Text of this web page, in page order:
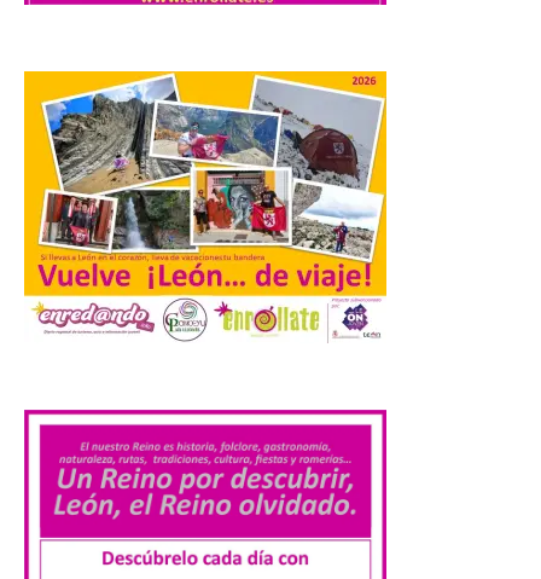
facilitar la movilidad
durante el eclipse total de
Sol del 12 de agosto
9 Ago 2026
Renfe reforzará servicios
de Media Distancia
especialmente en Galicia,
Asturias, Santander y País
Vasco, además del norte
de Castilla y León. En los principales
afluencia de pasajeros. La Dirección […]
La Feria Internacional de
Muestras de Asturias
celebra este domingo el